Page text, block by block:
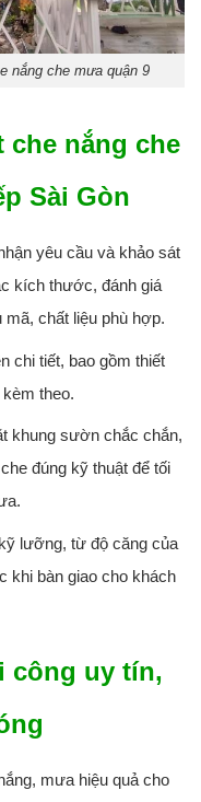
nắng che mưa quận 9
nắng che
Sài Gòn
yêu cầu và khảo sát
kích thước, đánh giá
chất liệu phù hợp.
chi tiết, bao gồm thiết
theo.
khung sườn chắc chắn,
đúng kỹ thuật để tối
lưỡng, từ độ căng của
khi bàn giao cho khách
công uy tín,
mưa hiệu quả cho